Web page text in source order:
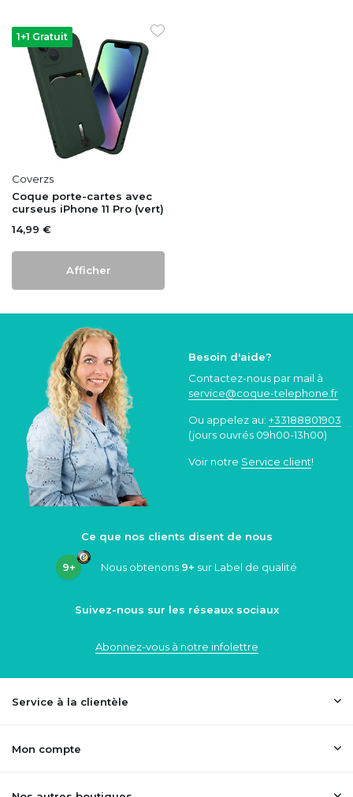
1+1 Gratuit
Coverzs
Coque porte-cartes avec
curseus iPhone 11 Pro (vert)
14,99 €
Afficher
Besoin d'aide?
Contactez-nous par mail à
service@coque-telephone.fr
Ou appelez au: +33188801903
(jours ouvrés 09h00-13h00)
Voir notre Service client!
Ce que nos clients disent de nous
9+ Nous obtenons 9+ sur Label de qualité
Suivez-nous sur les réseaux sociaux
Abonnez-vous à notre infolettre
Service à la clientèle
Mon compte